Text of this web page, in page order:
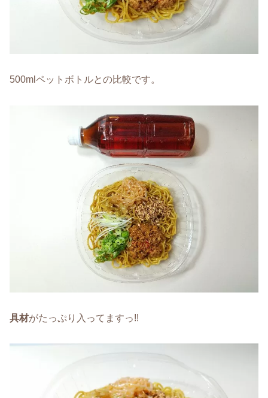
500mlペットボトルとの比較です。
具材がたっぷり入ってますっ!!